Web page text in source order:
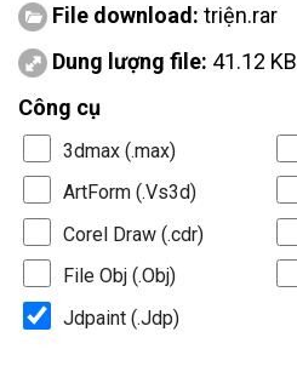
File download: triện.rar
Dung lượng file: 41.12 KB
Công cụ
3dmax (.max)
ArtForm (.Vs3d)
Corel Draw (.cdr)
File Obj (.Obj)
Jdpaint (.Jdp)